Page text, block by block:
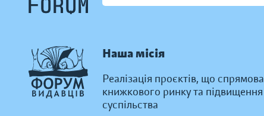
Наша місія
Реалізація проєктів, що
книжкового ринку та підвищення
суспільства